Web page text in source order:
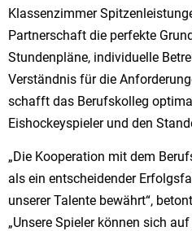
Klassenzimmer
Partnerschaft die perfekte
Stundenpläne, individuelle
Verständnis für die
schafft das Berufskolleg
Eishockeyspieler und den
„Die Kooperation mit dem
als ein entscheidender
unserer Talente bewährt“,
„Unsere Spieler können sich